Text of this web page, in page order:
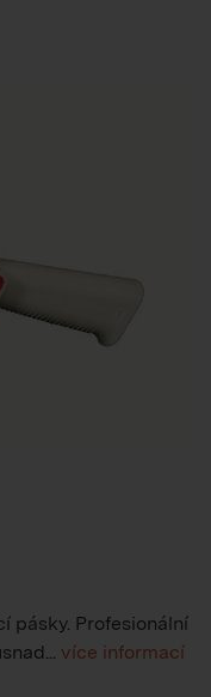
pásky. Profesionální
více informací